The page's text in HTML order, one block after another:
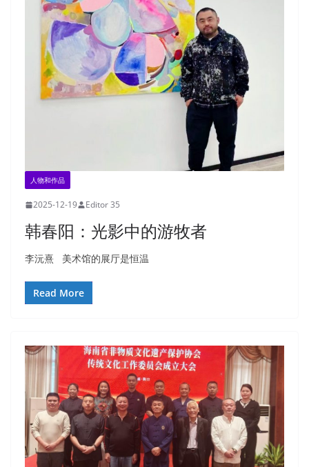
人物和作品
2025-12-19 Editor 35
韩春阳：光影中的游牧者
李沅熹 美术馆的展厅是恒温
Read More